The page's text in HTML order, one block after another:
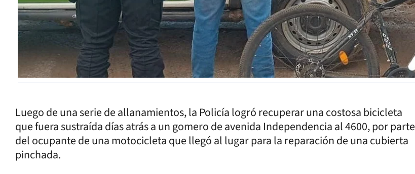
Luego de una serie de allanamientos, la Policía logró recuperar una costosa bicicleta
que fuera sustraída días atrás a un gomero de avenida Independencia al 4600, por parte
del ocupante de una motocicleta que llegó al lugar para la reparación de una cubierta
pinchada.